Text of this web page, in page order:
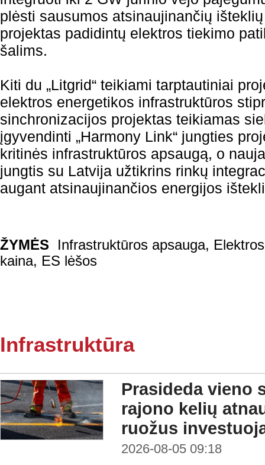
plėsti sausumos atsinaujinančių
projektas padidintų elektros tiekimo
šalims.
Kiti du „Litgrid“ teikiami tarptautiniai
elektros energetikos infrastruktūros
sinchronizacijos projektas teikiamas
įgyvendinti „Harmony Link“ jungties
kritinės infrastruktūros apsaugą, o
jungtis su Latvija užtikrins rinkų
augant atsinaujinančios energijos
ŽYMĖS Infrastruktūros apsauga,
kaina, ES lėšos
Infrastruktūra
Prasideda vieno
rajono kelių
ruožus
2026-08-05 09:18